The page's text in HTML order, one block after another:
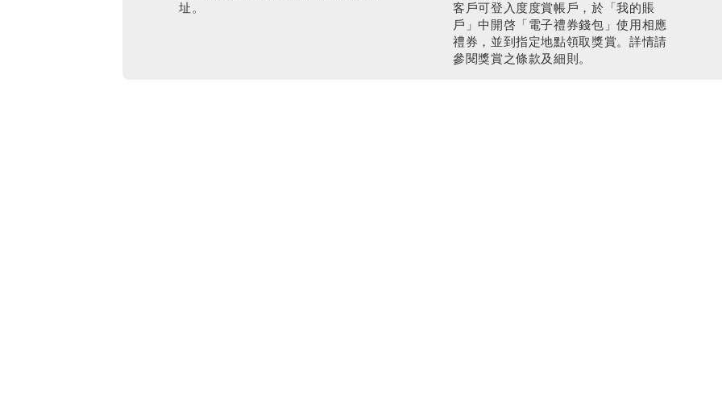
址。
客戶可登入度度賞帳戶，於「我的賬
戶」中開啓「電子禮券錢包」使用相應
禮券，並到指定地點領取獎賞。詳情請
參閱獎賞之條款及細則。